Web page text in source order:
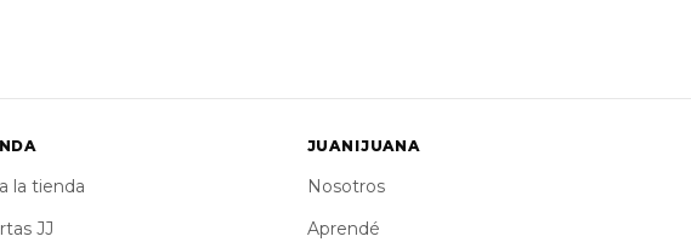
la tienda
JJ
JUANIJUANA
Nosotros
Aprendé